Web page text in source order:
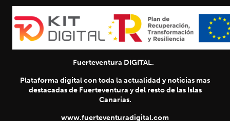
Fuerteventura DIGITAL.
Plataforma digital con toda la actualidad y noticias mas
destacadas de Fuerteventura y del resto de las Islas
Canarias.
www.fuerteventuradigital.com